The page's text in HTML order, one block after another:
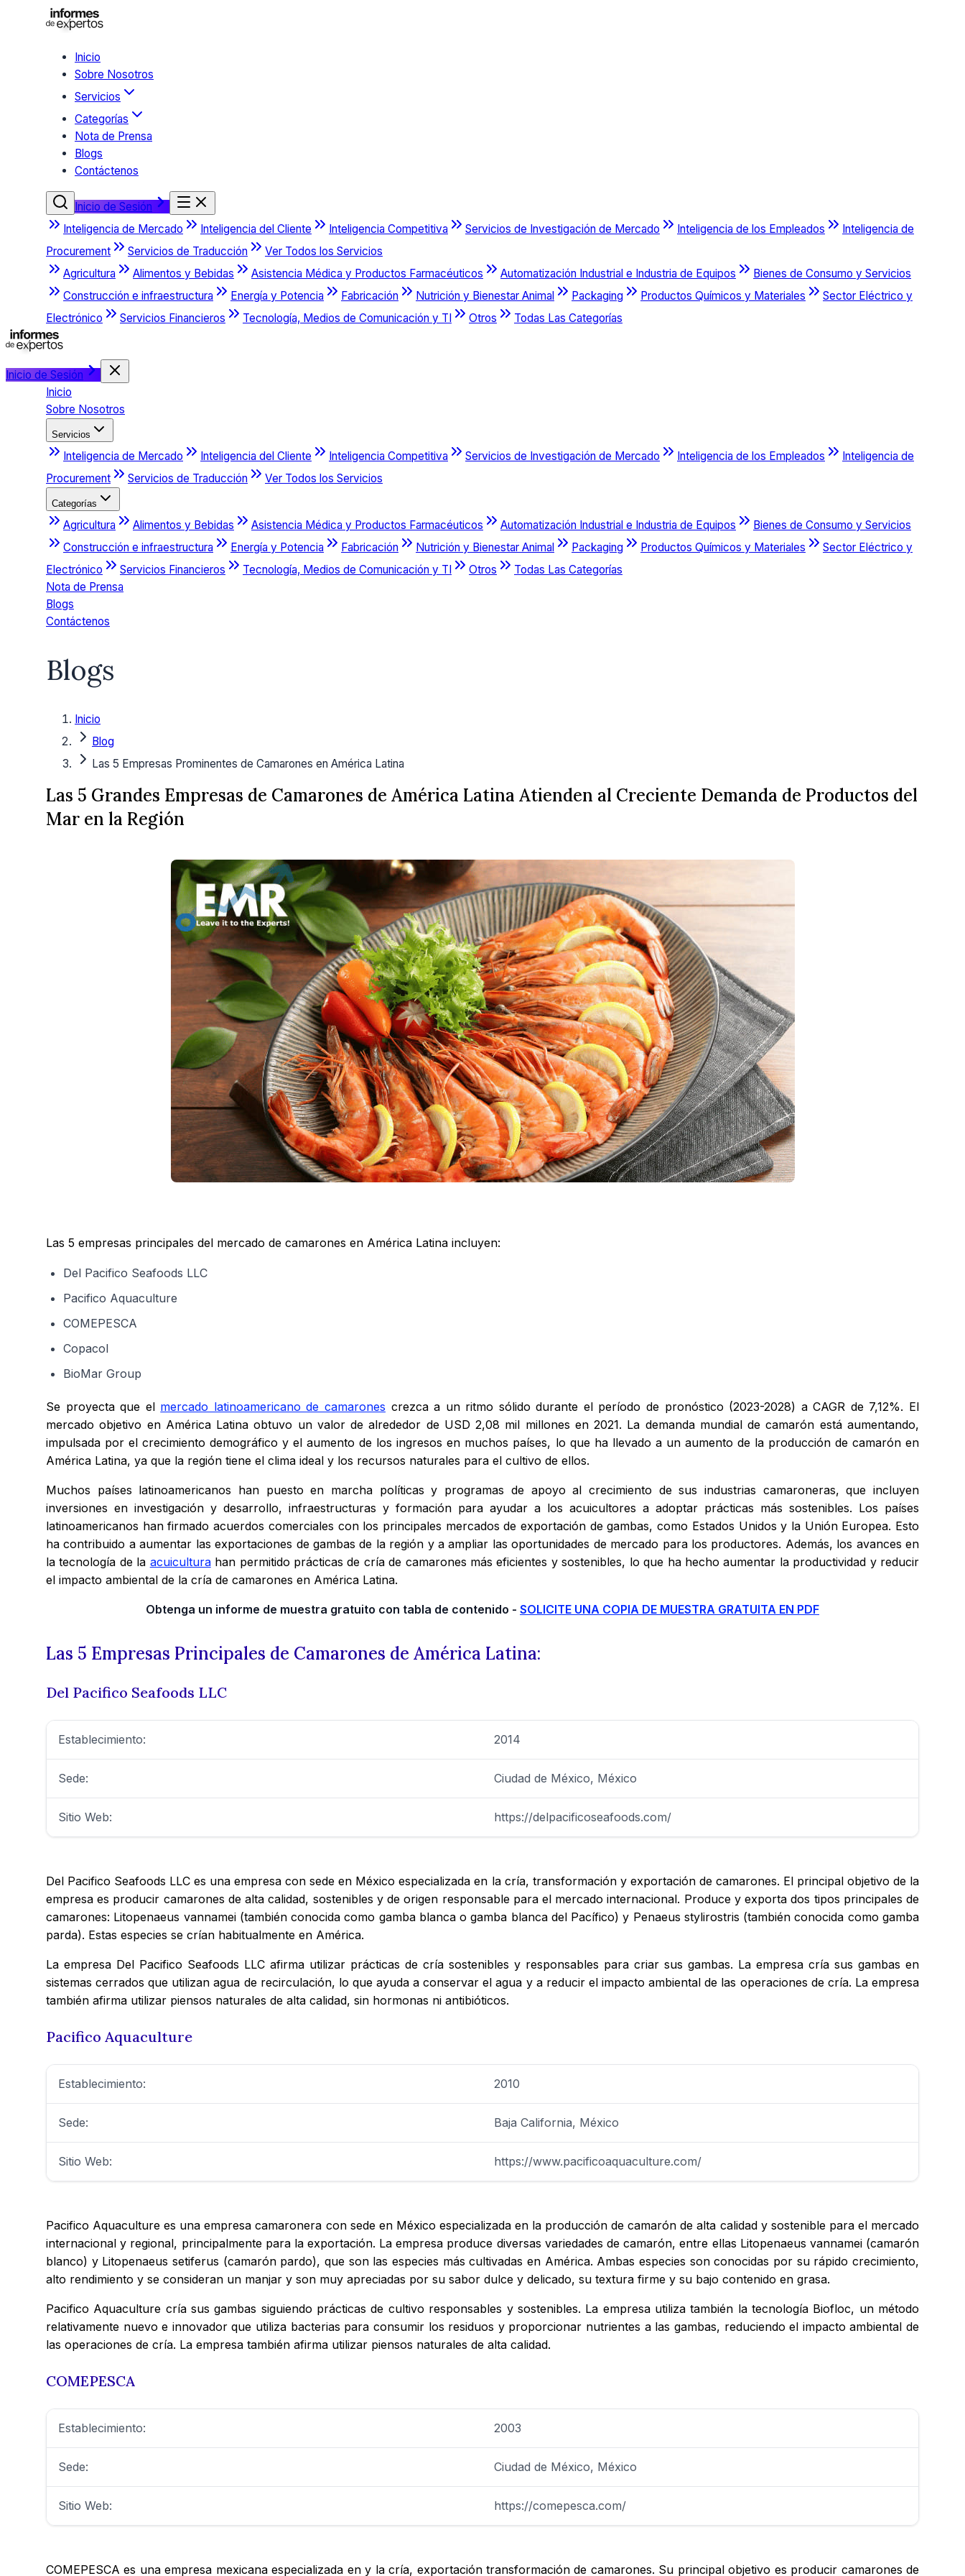
Inicio
Sobre Nosotros
Servicios
Categorías
Nota de Prensa
Blogs
Contáctenos
Inicio de Sesión
Inteligencia de Mercado
Inteligencia del Cliente Inteligencia Competitiva Servicios de Investigación de Mercado Inteligencia de los Empleados
Inteligencia de
Procurement
Servicios de Traducción
Ver Todos los Servicios
Agricultura
Alimentos y Bebidas Asistencia Médica y Productos Farmacéuticos Automatización Industrial e Industria de Equipos
Bienes de Consumo y Servicios
Construcción e infraestructura
Energía y Potencia Fabricación Nutrición y Bienestar Animal Packaging Productos Químicos y Materiales
Sector Eléctrico y
Electrónico
Servicios Financieros Tecnología, Medios de Comunicación y TI Otros Todas Las Categorías
Inicio de Sesión
Inicio
Sobre Nosotros
Servicios
Inteligencia de Mercado Inteligencia del Cliente Inteligencia Competitiva Servicios de Investigación de Mercado Inteligencia de los Empleados
Inteligencia de
Procurement
Servicios de Traducción Ver Todos los Servicios
Categorías
Agricultura Alimentos y Bebidas Asistencia Médica y Productos Farmacéuticos Automatización Industrial e Industria de Equipos
Bienes de Consumo y Servicios
Construcción e infraestructura
Energía y Potencia Fabricación Nutrición y Bienestar Animal Packaging Productos Químicos y Materiales
Sector Eléctrico y
Electrónico
Servicios Financieros Tecnología, Medios de Comunicación y TI Otros
Todas Las Categorías
Nota de Prensa
Blogs
Contáctenos
Blogs
Inicio
Blog
Las 5 Empresas Prominentes de Camarones en América Latina
Las 5 Grandes Empresas de Camarones de América Latina Atienden al Creciente Demanda de Productos del
Mar en la Región
Las 5 empresas principales del mercado de camarones en América Latina incluyen:
Del Pacifico Seafoods LLC
Pacifico Aquaculture
COMEPESCA
Copacol
BioMar Group
Se proyecta que el mercado latinoamericano de camarones crezca a un ritmo sólido durante el período de pronóstico (2023-2028) a CAGR de 7,12%. El
mercado objetivo en América Latina obtuvo un valor de alrededor de USD 2,08 mil millones en 2021. La demanda mundial de camarón está aumentando,
impulsada por el crecimiento demográfico y el aumento de los ingresos en muchos países, lo que ha llevado a un aumento de la producción de camarón en
América Latina, ya que la región tiene el clima ideal y los recursos naturales para el cultivo de ellos.
Muchos países latinoamericanos han puesto en marcha políticas y programas de apoyo al crecimiento de sus industrias camaroneras, que incluyen
inversiones en investigación y desarrollo, infraestructuras y formación para ayudar a los acuicultores a adoptar prácticas más sostenibles. Los países
latinoamericanos han firmado acuerdos comerciales con los principales mercados de exportación de gambas, como Estados Unidos y la Unión Europea. Esto
ha contribuido a aumentar las exportaciones de gambas de la región y a ampliar las oportunidades de mercado para los productores. Además, los avances en
la tecnología de la acuiculturahan permitido prácticas de cría de camarones más eficientes y sostenibles, lo que ha hecho aumentar la productividad y reducir
el impacto ambiental de la cría de camarones en América Latina.
Obtenga un informe de muestra gratuito con tabla de contenido - SOLICITE UNA COPIA DE MUESTRA GRATUITA EN PDF
Las 5 Empresas Principales de Camarones de América Latina:
Del Pacifico Seafoods LLC
Establecimiento: 2014
Sede: Ciudad de México, México
Sitio Web: https://delpacificoseafoods.com/
Del Pacifico Seafoods LLC es una empresa con sede en México especializada en la cría, transformación y exportación de camarones. El principal objetivo de la
empresa es producir camarones de alta calidad, sostenibles y de origen responsable para el mercado internacional. Produce y exporta dos tipos principales de
camarones: Litopenaeus vannamei (también conocida como gamba blanca o gamba blanca del Pacífico) y Penaeus stylirostris (también conocida como gamba
parda). Estas especies se crían habitualmente en América.
La empresa Del Pacifico Seafoods LLC afirma utilizar prácticas de cría sostenibles y responsables para criar sus gambas. La empresa cría sus gambas en
sistemas cerrados que utilizan agua de recirculación, lo que ayuda a conservar el agua y a reducir el impacto ambiental de las operaciones de cría. La empresa
también afirma utilizar piensos naturales de alta calidad, sin hormonas ni antibióticos.
Pacifico Aquaculture
Establecimiento: 2010
Sede: Baja California, México
Sitio Web: https://www.pacificoaquaculture.com/
Pacifico Aquaculture es una empresa camaronera con sede en México especializada en la producción de camarón de alta calidad y sostenible para el mercado
internacional y regional, principalmente para la exportación. La empresa produce diversas variedades de camarón, entre ellas Litopenaeus vannamei (camarón
blanco) y Litopenaeus setiferus (camarón pardo), que son las especies más cultivadas en América. Ambas especies son conocidas por su rápido crecimiento,
alto rendimiento y se consideran un manjar y son muy apreciadas por su sabor dulce y delicado, su textura firme y su bajo contenido en grasa.
Pacifico Aquaculture cría sus gambas siguiendo prácticas de cultivo responsables y sostenibles. La empresa utiliza también la tecnología Biofloc, un método
relativamente nuevo e innovador que utiliza bacterias para consumir los residuos y proporcionar nutrientes a las gambas, reduciendo el impacto ambiental de
las operaciones de cría. La empresa también afirma utilizar piensos naturales de alta calidad.
COMEPESCA
Establecimiento: 2003
Sede: Ciudad de México, México
Sitio Web: https://comepesca.com/
COMEPESCA es una empresa mexicana especializada en y la cría, exportación transformación de camarones. Su principal objetivo es producir camarones de